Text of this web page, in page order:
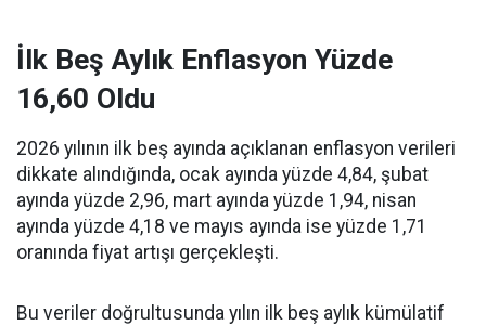
İlk Beş Aylık Enflasyon Yüzde
16,60 Oldu
2026 yılının ilk beş ayında açıklanan enflasyon verileri
dikkate alındığında, ocak ayında yüzde 4,84, şubat
ayında yüzde 2,96, mart ayında yüzde 1,94, nisan
ayında yüzde 4,18 ve mayıs ayında ise yüzde 1,71
oranında fiyat artışı gerçekleşti.
Bu veriler doğrultusunda yılın ilk beş aylık kümülatif